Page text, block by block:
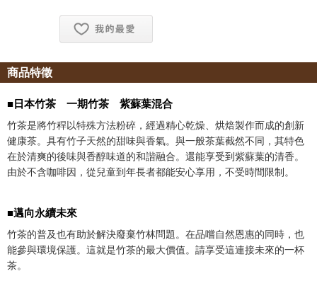
商品特徵
■日本竹茶 一期竹茶 紫蘇葉混合
竹茶是將竹稈以特殊方法粉碎，經過精心乾燥、烘焙製作而成的創新
健康茶。具有竹子天然的甜味與香氣。與一般茶葉截然不同，其特色
在於清爽的後味與香醇味道的和諧融合。還能享受到紫蘇葉的清香。
由於不含咖啡因，從兒童到年長者都能安心享用，不受時間限制。
■邁向永續未來
竹茶的普及也有助於解決廢棄竹林問題。在品嚐自然恩惠的同時，也
能參與環境保護。這就是竹茶的最大價值。請享受這連接未來的一杯
茶。